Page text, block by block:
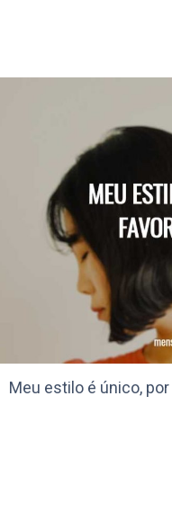
Meu estilo é único,